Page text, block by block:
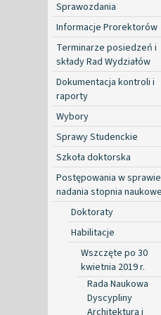
Sprawozdania
Informacje Prorektorów
Terminarze posiedzeń i
składy Rad Wydziałów
Dokumentacja kontroli i
raporty
Wybory
Sprawy Studenckie
Szkoła doktorska
Postępowania w sprawie
nadania stopnia
Doktoraty
Habilitacje
Wszczęte po 30
kwietnia 2019 r.
Rada Naukowa
Dyscypliny
Architektura i